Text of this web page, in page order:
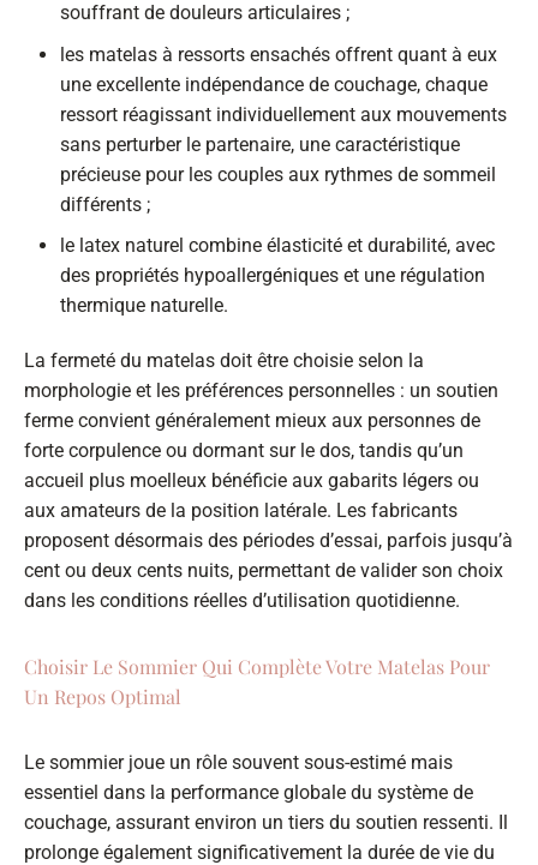
souffrant de douleurs articulaires ;
les matelas à ressorts ensachés offrent quant à eux
une excellente indépendance de couchage, chaque
ressort réagissant individuellement aux mouvements
sans perturber le partenaire, une caractéristique
précieuse pour les couples aux rythmes de sommeil
différents ;
le latex naturel combine élasticité et durabilité, avec
des propriétés hypoallergéniques et une régulation
thermique naturelle.
La fermeté du matelas doit être choisie selon la
morphologie et les préférences personnelles : un soutien
ferme convient généralement mieux aux personnes de
forte corpulence ou dormant sur le dos, tandis qu’un
accueil plus moelleux bénéficie aux gabarits légers ou
aux amateurs de la position latérale. Les fabricants
proposent désormais des périodes d’essai, parfois jusqu’à
cent ou deux cents nuits, permettant de valider son choix
dans les conditions réelles d’utilisation quotidienne.
Choisir Le Sommier Qui Complète Votre Matelas Pour
Un Repos Optimal
Le sommier joue un rôle souvent sous-estimé mais
essentiel dans la performance globale du système de
couchage, assurant environ un tiers du soutien ressenti. Il
prolonge également significativement la durée de vie du